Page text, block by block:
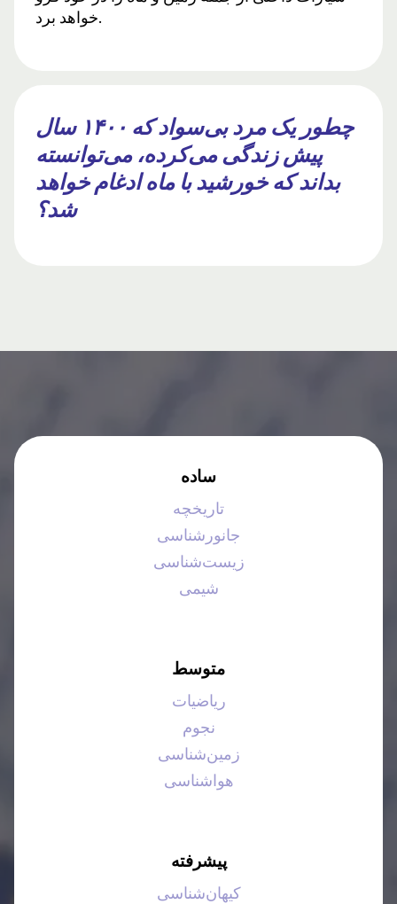
خواهد برد.
چطور یک مرد بی‌سواد که ۱۴۰۰ سال
پیش زندگی می‌کرده، می‌توانسته
بداند که خورشید با ماه ادغام خواهد
شد؟
ساده
تاریخچه
جانورشناسی
زیست‌شناسی
شیمی
متوسط
ریاضیات
نجوم
زمین‌شناسی
هواشناسی
پیشرفته
کیهان‌شناسی